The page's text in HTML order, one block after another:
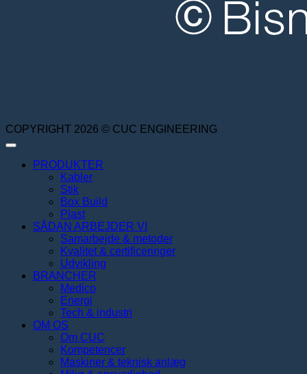
COPYRIGHT 2026 © CUC ENGINEERING
PRODUKTER
Kabler
Stik
Box Build
Plast
SÅDAN ARBEJDER VI
Samarbejde & metoder
Kvalitet & certificeringer
Udvikling
BRANCHER
Medico
Energi
Tech & industri
OM OS
Om CUC
Kompetencer
Maskiner & teknisk anlæg